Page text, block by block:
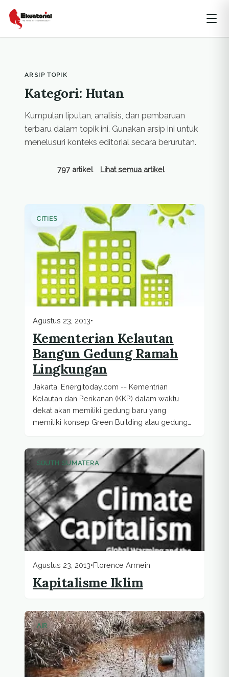
ARSIP TOPIK
Kategori: Hutan
Kumpulan liputan, analisis, dan pembaruan
terbaru dalam topik ini. Gunakan arsip ini untuk
menelusuri konteks editorial secara berurutan.
797 artikel Lihat semua artikel
CITIES
Agustus 23, 2013•
Kementerian Kelautan
Bangun Gedung Ramah
Lingkungan
Jakarta, Energitoday.com -- Kementrian
Kelautan dan Perikanan (KKP) dalam waktu
dekat akan memiliki gedung baru yang
memiliki konsep Green Building atau gedung
SOUTH SUMATERA
Agustus 23, 2013•Florence Armein
Kapitalisme Iklim
AIR